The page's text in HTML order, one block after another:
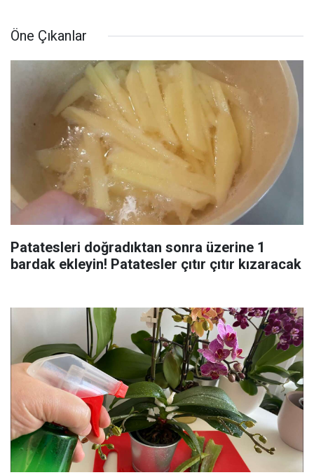
Öne Çıkanlar
Patatesleri doğradıktan sonra üzerine 1
bardak ekleyin! Patatesler çıtır çıtır kızaracak